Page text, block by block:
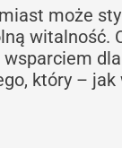
może
witalność.
który – jak